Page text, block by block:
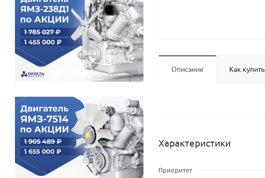
Описание Как купить
Характеристики
Приоритет